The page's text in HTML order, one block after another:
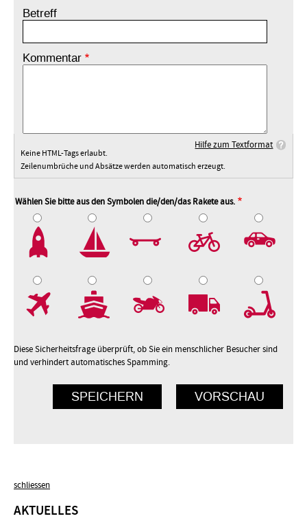
Betreff
Kommentar
Hilfe zum Textformat
Keine HTML-Tags erlaubt.
Zeilenumbrüche und Absätze werden automatisch erzeugt.
Wählen Sie bitte aus den Symbolen die/den/das Rakete aus.
Diese Sicherheitsfrage überprüft, ob Sie ein menschlicher Besucher sind
und verhindert automatisches Spamming.
schliessen
AKTUELLES